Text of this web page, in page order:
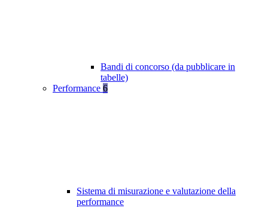
Bandi di concorso (da pubblicare in
tabelle)
Performance 6
Sistema di misurazione e valutazione della
performance